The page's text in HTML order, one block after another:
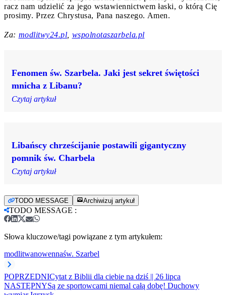
racz nam udzielić za jego wstawiennictwem łaski, o którą Cię
prosimy. Przez Chrystusa, Pana naszego. Amen.
Za: modlitwy24.pl wspolnotaszarbela.pl
Fenomen św. Szarbela. Jaki jest sekret świętości
mnicha z Libanu?
Czytaj artykuł
Libańscy chrześcijanie postawili gigantyczny
pomnik św. Charbela
Czytaj artykuł
TODO MESSAGE Archiwizuj artykuł
TODO MESSAGE :
Słowa kluczowe/tagi powiązane z tym artykułem:
modlitwanowennaśw. Szarbel
POPRZEDNICytat z Biblii dla ciebie na dziś || 26 lipca
NASTĘPNYSą ze sportowcami niemal całą dobę! Duchowy